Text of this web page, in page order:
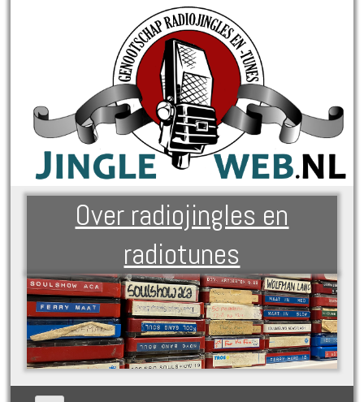
Over radiojingles en
radiotunes